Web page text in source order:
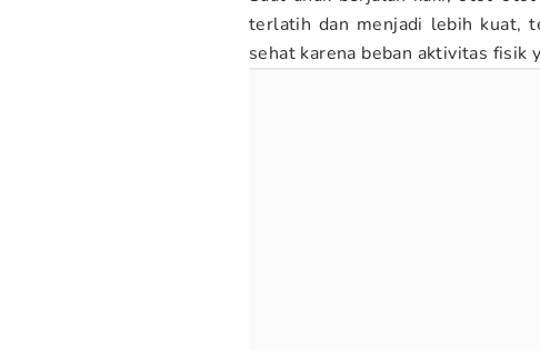
terlatih dan menjadi lebih kuat,
sehat karena beban aktivitas fisik